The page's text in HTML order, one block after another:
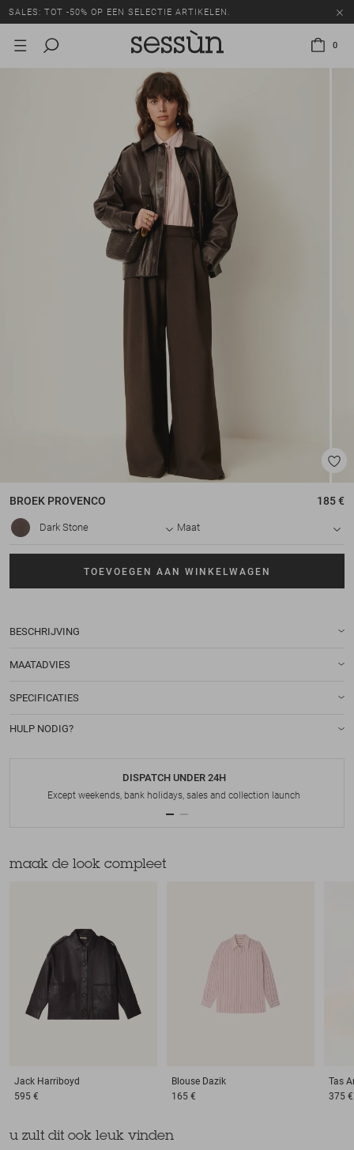
SALES: TOT -50% OP EEN SELECTIE ARTIKELEN.
0
BROEK PROVENCO 185 €
Dark Stone Maat
TOEVOEGEN AAN WINKELWAGEN
BESCHRIJVING
MAATADVIES
SPECIFICATIES
HULP NODIG?
DISPATCH UNDER 24H
Except weekends, bank holidays, sales and collection launch
maak de look compleet
Jack Harriboyd
595 €
Blouse Dazik
165 €
Tas
375 €
u zult dit ook leuk vinden